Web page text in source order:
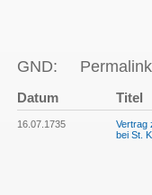
GND:
Datum Titel
16.07.1735
Vertrag
bei St.